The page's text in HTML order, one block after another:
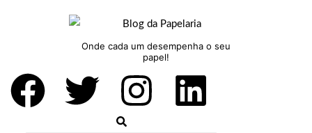
Onde cada um desempenha o seu
papel!